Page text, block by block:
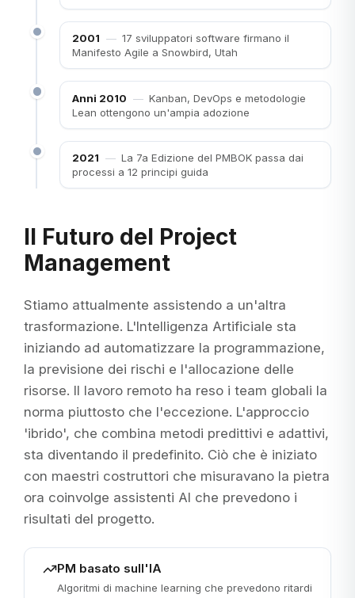
2001 — 17 sviluppatori software firmano il
Manifesto Agile a Snowbird, Utah
Anni 2010 — Kanban, DevOps e metodologie
Lean ottengono un'ampia adozione
2021 — La 7a Edizione del PMBOK passa dai
processi a 12 principi guida
Il Futuro del Project
Management
Stiamo attualmente assistendo a un'altra
trasformazione. L'Intelligenza Artificiale sta
iniziando ad automatizzare la programmazione,
la previsione dei rischi e l'allocazione delle
risorse. Il lavoro remoto ha reso i team globali la
norma piuttosto che l'eccezione. L'approccio
'ibrido', che combina metodi predittivi e adattivi,
sta diventando il predefinito. Ciò che è iniziato
con maestri costruttori che misuravano la pietra
ora coinvolge assistenti AI che prevedono i
risultati del progetto.
PM basato sull'IA
Algoritmi di machine learning che prevedono ritardi